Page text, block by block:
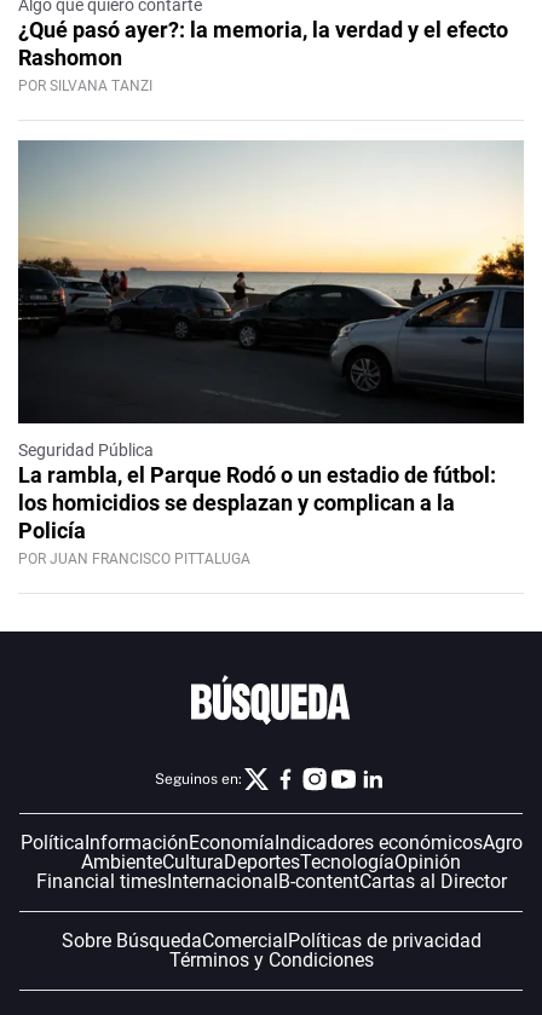
Algo que quiero contarte
¿Qué pasó ayer?: la memoria, la verdad y el efecto
Rashomon
POR SILVANA TANZI
Seguridad Pública
La rambla, el Parque Rodó o un estadio de fútbol:
los homicidios se desplazan y complican a la
Policía
POR JUAN FRANCISCO PITTALUGA
Seguinos en:
Política InformaciónEconomía Indicadores económicosAgro
AmbienteCulturaDeportesTecnologíaOpinión
Financial timesInternacional B-contentCartas al Director
Sobre BúsquedaComercial Políticas de privacidad
Términos y Condiciones